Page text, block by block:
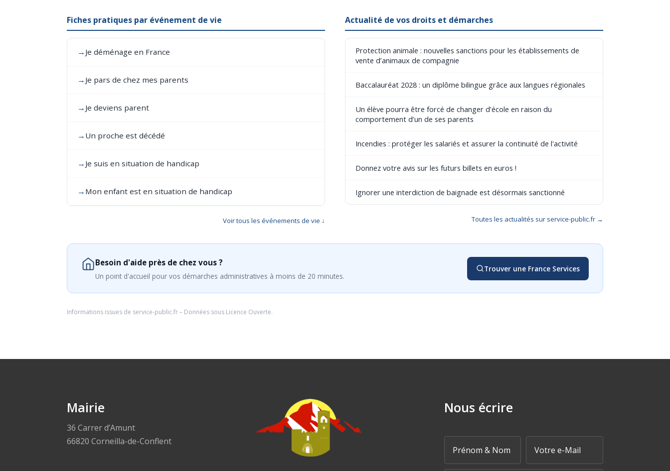
Fiches pratiques par événement de vie
→ Je déménage en France
→ Je pars de chez mes parents
→ Je deviens parent
→ Un proche est décédé
→ Je suis en situation de handicap
→ Mon enfant est en situation de handicap
Voir tous les événements de vie ↓
Actualité de vos droits et démarches
Protection animale : nouvelles sanctions pour les établissements de
vente d’animaux de compagnie
Baccalauréat 2028 : un diplôme bilingue grâce aux langues régionales
Un élève pourra être forcé de changer d’école en raison du
comportement d’un de ses parents
Incendies : protéger les salariés et assurer la continuité de l'activité
Donnez votre avis sur les futurs billets en euros !
Ignorer une interdiction de baignade est désormais sanctionné
Toutes les actualités sur service-public.fr →
Besoin d'aide près de chez vous ?
Un point d'accueil pour vos démarches administratives à moins de 20 minutes.
Trouver une France Services
Informations issues de service-public.fr– Données sous Licence Ouverte.
Mairie
36 Carrer d’Amunt
66820 Corneilla-de-Conflent
Nous écrire